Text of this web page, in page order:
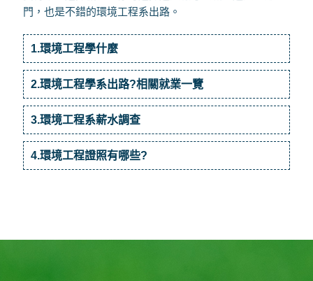
門，也是不錯的環境工程系出路。
1.環境工程學什麼
2.環境工程學系出路?相關就業一覽
3.環境工程系薪水調查
4.環境工程證照有哪些?